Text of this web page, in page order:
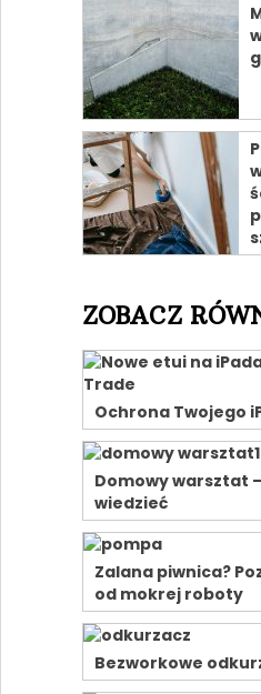
ZOBACZ
Ochrona Twojego
Domowy warsztat
wiedzieć
Zalana piwnica?
od mokrej roboty
Bezworkowe